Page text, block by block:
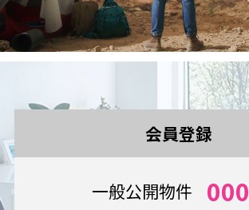
会員登録
一般公開物件 000